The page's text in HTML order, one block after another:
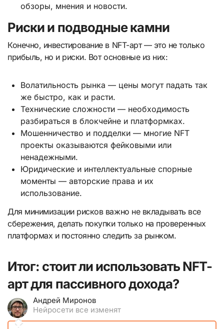
обзоры, мнения и новости.
Риски и подводные камни
Конечно, инвестирование в NFT-арт — это не только
прибыль, но и риски. Вот основные из них:
Волатильность рынка — цены могут падать так
же быстро, как и расти.
Технические сложности — необходимость
разбираться в блокчейне и платформках.
Мошенничество и подделки — многие NFT
проекты оказываются фейковыми или
ненадежными.
Юридические и интеллектуальные спорные
моменты — авторские права и их
использование.
Для минимизации рисков важно не вкладывать все
сбережения, делать покупки только на проверенных
платформах и постоянно следить за рынком.
Итог: стоит ли использовать NFT-
арт для пассивного дохода?
Андрей Миронов
Нейросети все изменят